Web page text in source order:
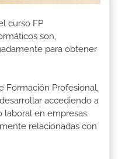
curso FP
son,
para obtener
Formación Profesional,
accediendo a
laboral en empresas
relacionadas con